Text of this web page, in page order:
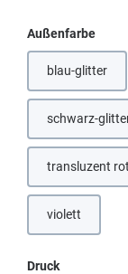
Außenfarbe
blau-glitter
schwarz-(Diese
transluzent rot
violett
Druckauswählen